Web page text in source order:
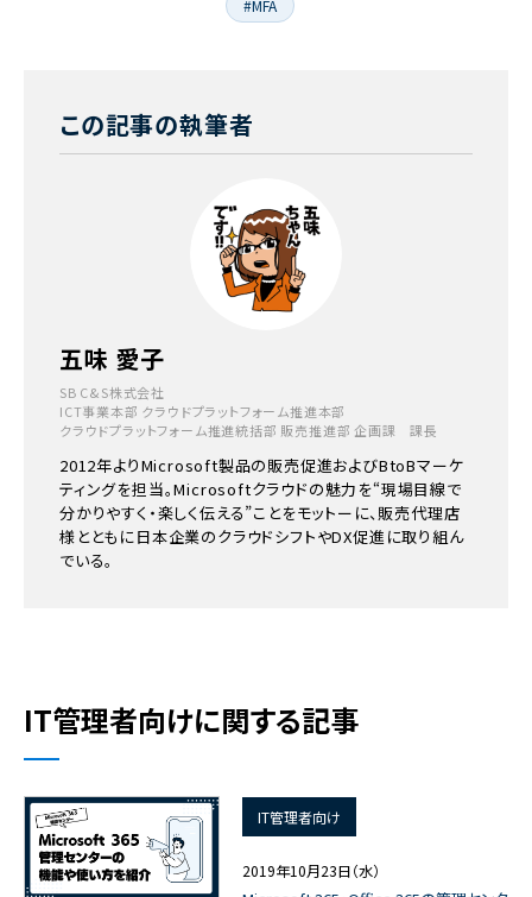
#MFA
この記事の執筆者
五味 愛子
SB C&S株式会社
ICT事業本部 クラウドプラットフォーム推進本部
クラウドプラットフォーム推進統括部 販売推進部 企画課 課長
2012年よりMicrosoft製品の販売促進およびBtoBマーケ
ティングを担当。Microsoftクラウドの魅力を“現場目線で
分かりやすく・楽しく伝える”ことをモットーに、販売代理店
様とともに日本企業のクラウドシフトやDX促進に取り組ん
でいる。
IT管理者向けに関する記事
IT管理者向け
2019年10月23日（水）